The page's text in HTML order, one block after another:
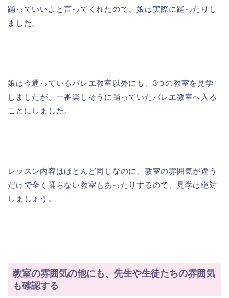
踊っていいよと言ってくれたので、娘は実際に踊ったりし
ました。
娘は今通っているバレエ教室以外にも、3つの教室を見学
しましたが、一番楽しそうに踊っていたバレエ教室へ入る
ことにしました。
レッスン内容はほとんど同じなのに、教室の雰囲気が違う
だけで全く踊らない教室もあったりするので、見学は絶対
しましょう。
教室の雰囲気の他にも、先生や生徒たちの雰囲気
も確認する